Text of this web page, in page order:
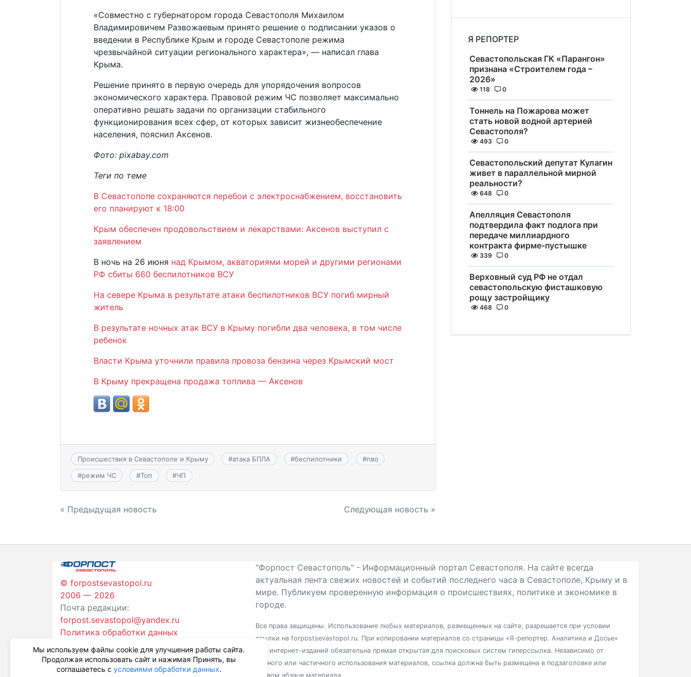
«Совместно с губернатором города Севастополя Михаилом
Владимировичем Развожаевым принято решение о подписании указов о
введении в Республике Крым и городе Севастополе режима
чрезвычайной ситуации регионального характера», — написал глава
Крыма.
Решение принято в первую очередь для упорядочения вопросов
экономического характера. Правовой режим ЧС позволяет максимально
оперативно решать задачи по организации стабильного
функционирования всех сфер, от которых зависит жизнеобеспечение
населения, пояснил Аксенов.
Фото: pixabay.com
Теги по теме
В Севастополе сохраняются перебои с электроснабжением, восстановить
его планируют к 18:00
Крым обеспечен продовольствием и лекарствами: Аксенов выступил с
заявлением
В ночь на 26 июня над Крымом, акваториями морей и другими регионами
РФ сбиты 660 беспилотников ВСУ
На севере Крыма в результате атаки беспилотников ВСУ погиб мирный
житель
В результате ночных атак ВСУ в Крыму погибли два человека, в том числе
ребенок
Власти Крыма уточнили правила провоза бензина через Крымский мост
В Крыму прекращена продажа топлива — Аксенов
Происшествия в Севастополе и Крыму #атака БПЛА #беспилотники #пво
#режим ЧС #Топ #ЧП
Навигация
записям
« Предыдущая новость Следующая новость »
Я РЕПОРТЕР
Севастопольская ГК «Парангон»
признана «Строителем года –
2026»
118 0
Тоннель на Пожарова может
стать новой водной артерией
Севастополя?
493 0
Севастопольский депутат Кулагин
живет в параллельной мирной
реальности?
648 0
Апелляция Севастополя
подтвердила факт подлога при
передаче миллиардного
контракта фирме-пустышке
339 0
Верховный суд РФ не отдал
севастопольскую фисташковую
рощу застройщику
468 0
© forpostsevastopol.ru
2006 — 2026
Почта редакции:
forpost.sevastopol@yandex.ru
Политика обработки данных
"Форпост Севастополь" - Информационный портал Севастополя. На сайте всегда
актуальная лента свежих новостей и событий последнего часа в Севастополе, Крыму и в
мире. Публикуем проверенную информация о происшествиях, политике и экономике в
городе.
Все права защищены. Использование любых материалов, размещенных на сайте, разрешается при условии
ссылки на forpostsevastopol.ru. При копировании материалов со страницы «Я-репортер. Аналитика и Досье»
для интернет-изданий обязательна прямая открытая для поисковых систем гиперссылка. Независимо от
полного или частичного использования материалов, ссылка должна быть размещена в подзаголовке или
первом абзаце материала.
Мы используем файлы cookie для улучшения работы сайта.
Продолжая использовать сайт и нажимая Принять, вы
соглашаетесь с условиями обработки данных.